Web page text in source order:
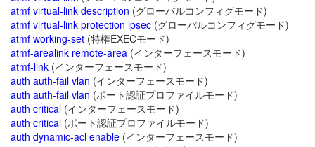
atmf virtual-link description (グローバルコンフィグモード)
atmf virtual-link protection ipsec (グローバルコンフィグモード)
atmf working-set (特権EXECモード)
atmf-arealink remote-area (インターフェースモード)
atmf-link (インターフェースモード)
auth auth-fail vlan (インターフェースモード)
auth auth-fail vlan (ポート認証プロファイルモード)
auth critical (インターフェースモード)
auth critical (ポート認証プロファイルモード)
auth dynamic-acl enable (インターフェースモード)